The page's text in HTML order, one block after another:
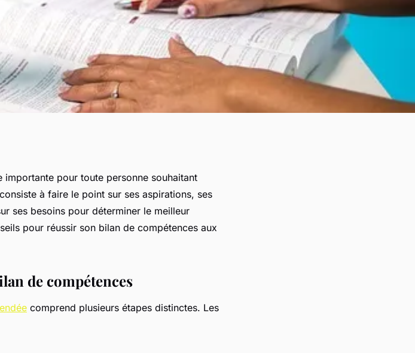
pour toute personne souhaitant
à faire le point sur ses aspirations, ses
ses besoins pour déterminer le meilleur
pour réussir son bilan de compétences aux
de compétences
comprend plusieurs étapes distinctes. Les